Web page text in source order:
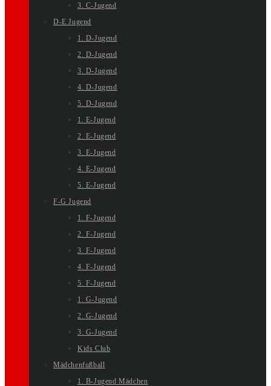
3. C-Jugend
D-E Jugend
1. D-Jugend
2. D-Jugend
3. D-Jugend
4. D-Jugend
5. D-Jugend
1. E-Jugend
2. E-Jugend
3. E-Jugend
4. E-Jugend
5. E-Jugend
F-G Jugend
1. F-Jugend
2. F-Jugend
3. F-Jugend
4. F-Jugend
5. F-Jugend
1. G-Jugend
2. G-Jugend
3. G-Jugend
Kids Club
Mädchenfußball
1. B-Jugend Mädchen